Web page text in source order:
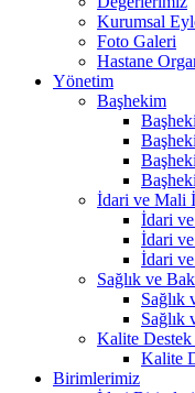
Kurumsal
Foto Galeri
Hastane
Yönetim
Başhekim
İdari ve Mali
İdari ve
İdari ve
İdari ve
Sağlık ve
Sağlık
Sağlık
Kalite
Kalite
Birimlerimiz